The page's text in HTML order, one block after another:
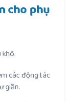
cho phụ
các động tác
giãn.